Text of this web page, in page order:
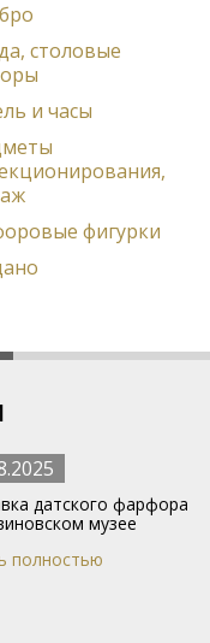
столовые
и часы
фигурки
датского фарфора
музее
полностью